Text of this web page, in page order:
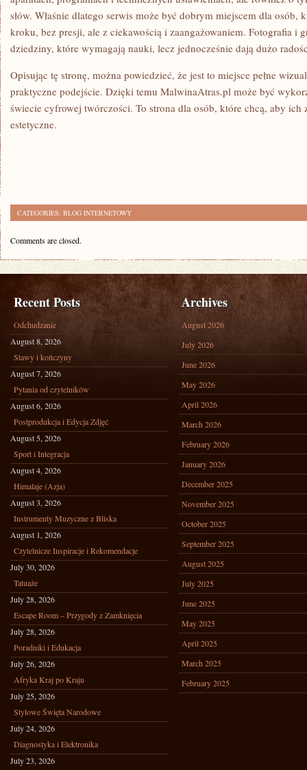
słów. Właśnie dlatego serwis może być dobrym miejscem dla osób,
kroku, bez presji, ale z ciekawością i zaangażowaniem. Fotografia i
dziedziny, które wymagają nauki, lecz jednocześnie dają dużo
Opisując tę stronę, można powiedzieć, że jest to miejsce pełne
praktyczne podejście. Dzięki temu MalwinaAtras.pl może być
świecie cyfrowej twórczości. To strona dla osób, które chcą, aby
estetyczne.
CATEGORIES: BLOG INTERNETOWY
Comments are closed.
Recent Posts
Odchudzanie
August 8, 2026
Stawy i kończyny
August 7, 2026
Pytania od czytelników
August 6, 2026
Postprodukcja i Edycja Zdjęć
August 5, 2026
Sport i Integracja
August 4, 2026
Himalaje (Azja)
August 3, 2026
Instrumenty Muzyczne z Bliska
August 1, 2026
Czytelnicze Inspiracje i Rekomendacje
July 30, 2026
Tatuaże
July 28, 2026
Escape Room – Przygody z Zamknięcia
July 28, 2026
Poradniki i Edukacja
July 26, 2026
Afryka Kraj po Kraju
July 25, 2026
Stylowe Święta Narodowe
July 24, 2026
Diagnostyka i Elektronika
July 23, 2026
Archives
August 2026
July 2026
June 2026
May 2026
April 2026
March 2026
February 2026
January 2026
December 2025
November 2025
October 2025
September 2025
August 2025
July 2025
June 2025
May 2025
April 2025
March 2025
February 2025